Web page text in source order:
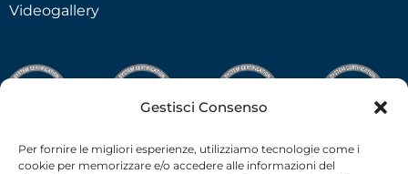
Gestisci Consenso
Per fornire le migliori esperienze, utilizziamo tecnologie come i
cookie per memorizzare e/o accedere alle informazioni del
Videogallery